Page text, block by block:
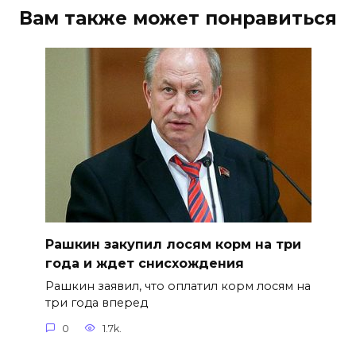
Вам также может понравиться
Рашкин закупил лосям корм на три
года и ждет снисхождения
Рашкин заявил, что оплатил корм лосям на
три года вперед
0 1.7k.